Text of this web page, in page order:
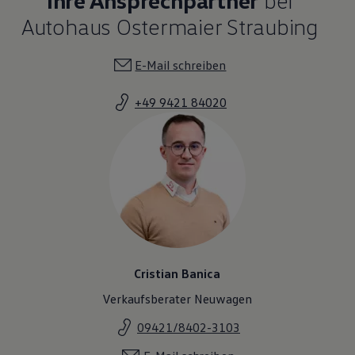
Autohaus Ostermaier Straubing
E-Mail schreiben
+49 9421 84020
Cristian Banica
Verkaufsberater Neuwagen
09421/8402-3103